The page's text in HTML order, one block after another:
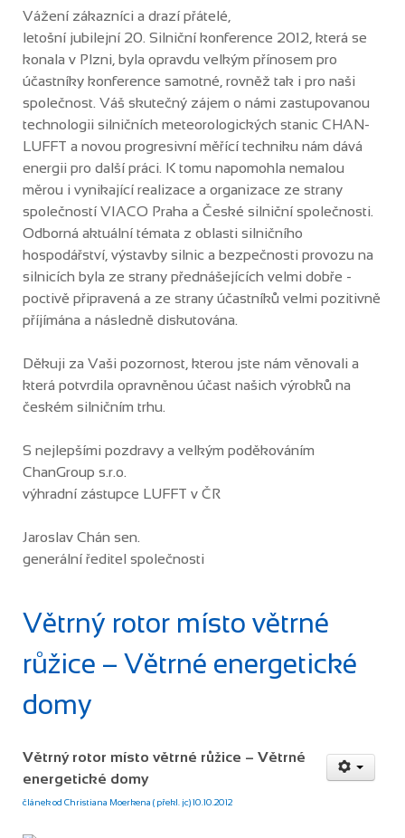
Vážení zákazníci a drazí přátelé,
letošní jubilejní 20. Silniční konference 2012, která se
konala v Plzni, byla opravdu velkým přínosem pro
účastníky konference samotné, rovněž tak i pro naši
společnost. Váš skutečný zájem o námi zastupovanou
technologii silničních meteorologických stanic CHAN-
LUFFT a novou progresivní měřící techniku nám dává
energii pro další práci. K tomu napomohla nemalou
měrou i vynikající realizace a organizace ze strany
společností VIACO Praha a České silniční společnosti.
Odborná aktuální témata z oblasti silničního
hospodářství, výstavby silnic a bezpečnosti provozu na
silnicích byla ze strany přednášejících velmi dobře -
poctivě připravená a ze strany účastníků velmi pozitivně
příjímána a následně diskutována.
Děkuji za Vaši pozornost, kterou jste nám věnovali a
která potvrdila opravněnou účast našich výrobků na
českém silničním trhu.
S nejlepšími pozdravy a velkým poděkováním
ChanGroup s.r.o.
výhradní zástupce LUFFT v ČR
Jaroslav Chán sen.
generální ředitel společnosti
Větrný rotor místo větrné
růžice – Větrné energetické
domy
Větrný rotor místo větrné růžice – Větrné
energetické domy
článek od Christiana Moerkena ( překl. jc) 10.10.2012